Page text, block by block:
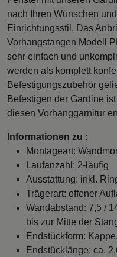
nach Ihren Wünschen
Einrichtungsstil. Das
Vorhangstangen Modell
sehr einfach und
werden als komplett
Befestigungszubehör
Befestigen der Gardine
diesen Vorhanggarnitur
Informationen zu :
Montageart:
Laufanzahl: 2-läufig
Ausstattung: inkl.
Trägerart: offener
Wandabstand: 7,5 /
bis zur Mitte der
Endstückform:
Endstücklänge: ca.